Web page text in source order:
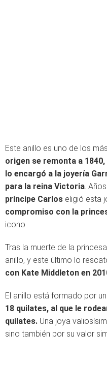
Este anillo es uno de los
origen se remonta a
lo encargó a la joyería
para la reina Victoria.
príncipe Carlos eligió esta
compromiso con la
icono.
Tras la muerte de la
anillo, y este último lo
con Kate Middleton en
El anillo está formado por un
18 quilates, al que le
quilates. Una joya
sino también por su valor